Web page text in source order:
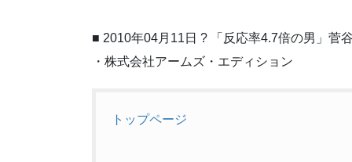
■ 2010年04月11日 ? 「反応率4.7倍の男」菅
・株式会社アームズ・エディション
トップページ